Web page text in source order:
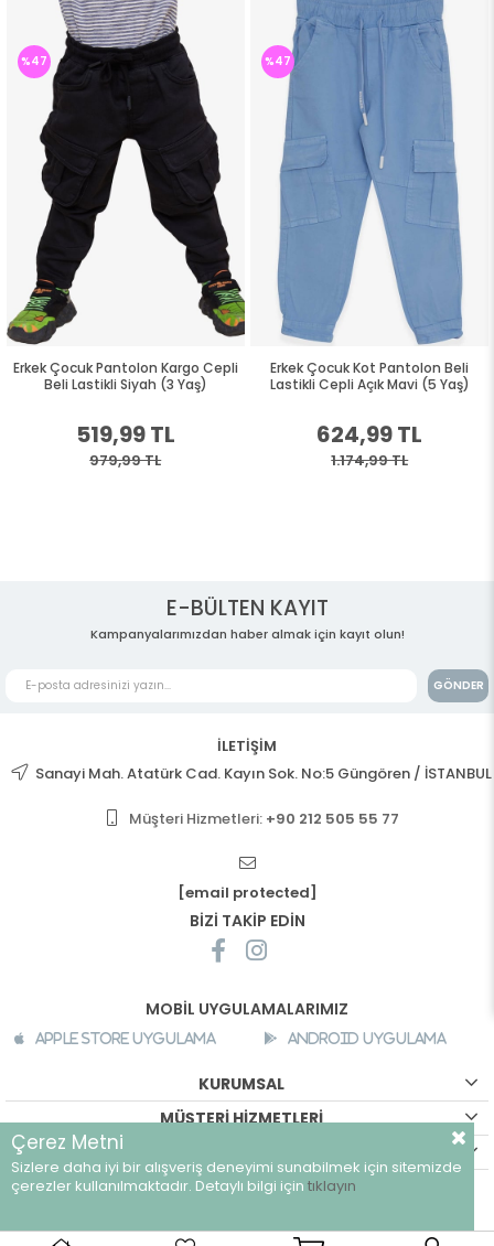
Erkek Çocuk Pantolon Kargo Cepli
Beli Lastikli Siyah (3 Yaş)
519,99 TL
979,99 TL
%47
Erkek Çocuk Kot Pantolon Beli
Lastikli Cepli Açık Mavi (5 Yaş)
624,99 TL
1.174,99 TL
%47
E-BÜLTEN KAYIT
Kampanyalarımızdan haber almak için kayıt olun!
GÖNDER
İLETİŞİM
Sanayi Mah. Atatürk Cad. Kayın Sok. No:5 Güngören / İSTANBUL
Müşteri Hizmetleri: +90 212 505 55 77
[email protected]
BİZİ TAKİP EDİN
MOBİL UYGULAMALARIMIZ
Apple Store Uygulama Android Uygulama
KURUMSAL
MÜŞTERİ HİZMETLERİ
©breeze.com.tr - Tüm hakları saklıdır.
Çerez Metni
Sizlere daha iyi bir alışveriş deneyimi sunabilmek için sitemizde
çerezler kullanılmaktadır. Detaylı bilgi için tıklayın